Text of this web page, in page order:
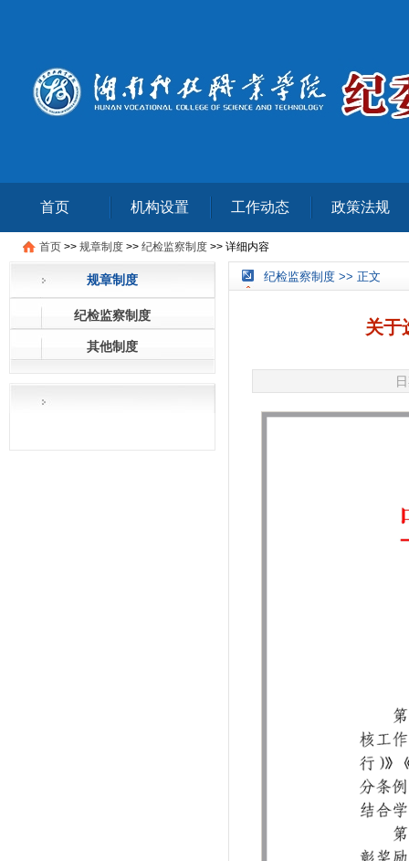
首页 机构设置 工作动态 政策法规
首页 >> 规章制度 >> 纪检监察制度 >> 详细内容
规章制度
纪检监察制度
其他制度
纪检监察制度 >> 正文
关于